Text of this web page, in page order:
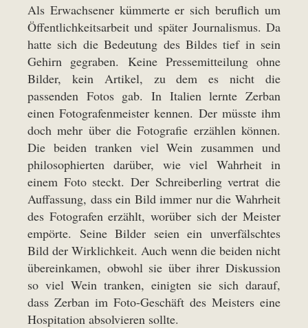
Als Erwachsener kümmerte er sich beruflich um
Öffentlichkeitsarbeit und später Journalismus. Da
hatte sich die Bedeutung des Bildes tief in sein
Gehirn gegraben. Keine Pressemitteilung ohne
Bilder, kein Artikel, zu dem es nicht die
passenden Fotos gab. In Italien lernte Zerban
einen Fotografenmeister kennen. Der müsste ihm
doch mehr über die Fotografie erzählen können.
Die beiden tranken viel Wein zusammen und
philosophierten darüber, wie viel Wahrheit in
einem Foto steckt. Der Schreiberling vertrat die
Auffassung, dass ein Bild immer nur die Wahrheit
des Fotografen erzählt, worüber sich der Meister
empörte. Seine Bilder seien ein unverfälschtes
Bild der Wirklichkeit. Auch wenn die beiden nicht
übereinkamen, obwohl sie über ihrer Diskussion
so viel Wein tranken, einigten sie sich darauf,
dass Zerban im Foto-Geschäft des Meisters eine
Hospitation absolvieren sollte.